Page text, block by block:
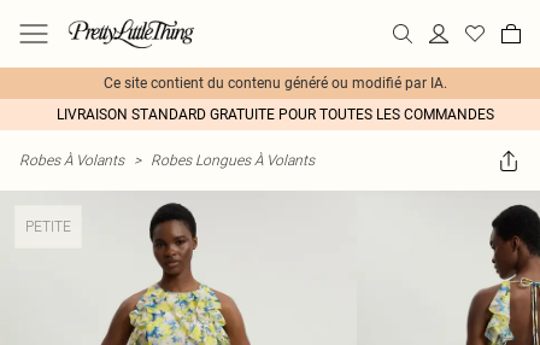
Ce site contient du contenu généré ou modifié par IA.
LIVRAISON STANDARD GRATUITE POUR TOUTES LES COMMANDES
Robes À Volants > Robes Longues À Volants
PETITE